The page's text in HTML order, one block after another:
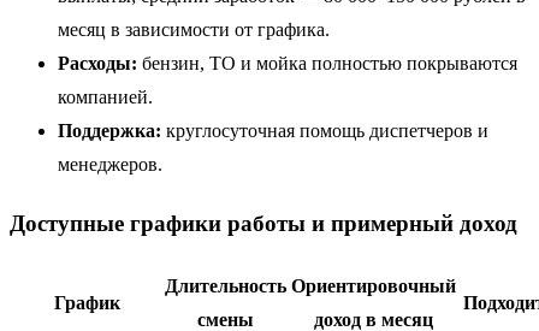
месяц в зависимости от графика.
Расходы: бензин, ТО и мойка полностью покрываются
компанией.
Поддержка: круглосуточная помощь диспетчеров и
менеджеров.
Доступные графики работы и примерный доход
График
Длительность
смены
Ориентировочный
доход в месяц